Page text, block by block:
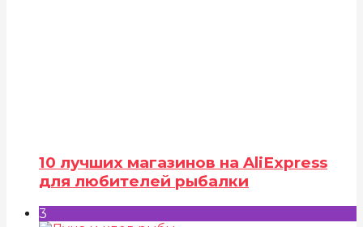
10 лучших магазинов на AliExpress
для любителей рыбалки
3